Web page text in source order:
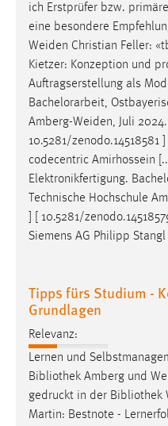
ich Erstprüfer bzw.
eine besondere
Weiden Christian Feller:
Kietzer: Konzeption und
Auftragserstellung als
Bachelorarbeit,
Amberg-Weiden, Juli 2024.
10.5281/zenodo.14518581
codecentric Amirhossein
Elektronikfertigung.
Technische Hochschule
] [ 10.5281/
Siemens AG Philipp Stangl
Tipps fürs Studium -
Grundlagen
Relevanz:
Lernen und
Bibliothek Amberg und
gedruckt in der Bibliothek
Martin: Bestnote -
Login
Name:
fe_user, be_user,
Zweck:
Dieser Cookie ist
einloggen zu können.
Cookie Laufzeit:
24 Stunden
Diese Informationen
unsere Besucher
Matomo
Name:
_pk_ref, _pk_cvar,